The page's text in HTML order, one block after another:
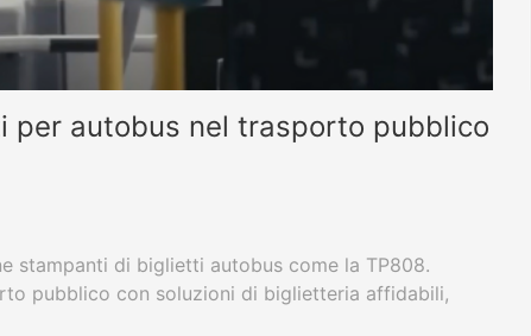
per autobus nel trasporto pubblico
stampanti di biglietti autobus come la TP808.
pubblico con soluzioni di biglietteria affidabili,